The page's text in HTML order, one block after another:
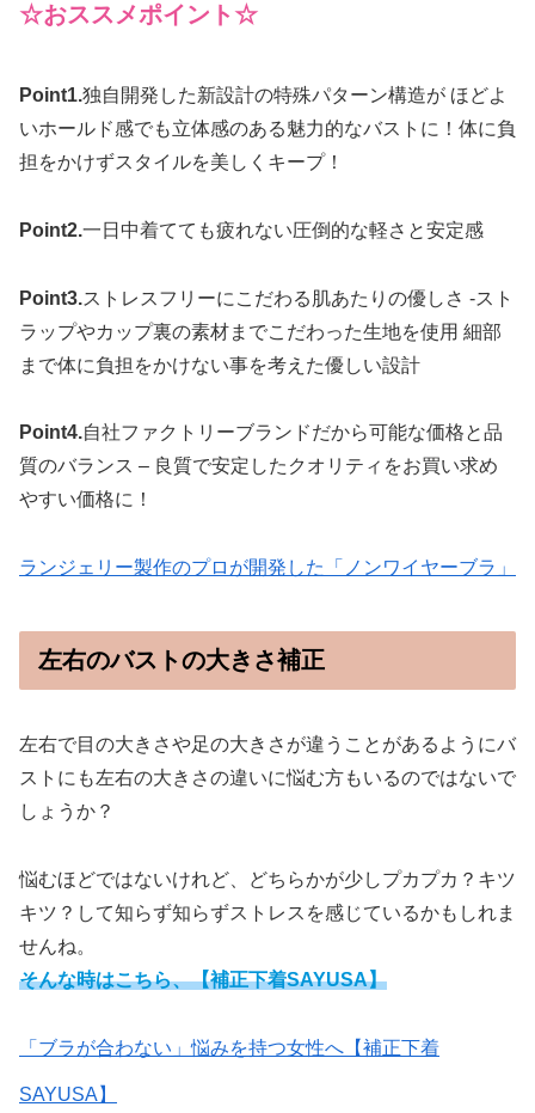
☆おススメポイント☆
Point1.独自開発した新設計の特殊パターン構造が ほどよ
いホールド感でも立体感のある魅力的なバストに！体に負
担をかけずスタイルを美しくキープ！
Point2.一日中着てても疲れない圧倒的な軽さと安定感
Point3.ストレスフリーにこだわる肌あたりの優しさ -スト
ラップやカップ裏の素材までこだわった生地を使用 細部
まで体に負担をかけない事を考えた優しい設計
Point4.自社ファクトリーブランドだから可能な価格と品
質のバランス – 良質で安定したクオリティをお買い求め
やすい価格に！
ランジェリー製作のプロが開発した「ノンワイヤーブラ」
左右のバストの大きさ補正
左右で目の大きさや足の大きさが違うことがあるようにバ
ストにも左右の大きさの違いに悩む方もいるのではないで
しょうか？
悩むほどではないけれど、どちらかが少しプカプカ？キツ
キツ？して知らず知らずストレスを感じているかもしれま
せんね。
そんな時はこちら、【補正下着SAYUSA】
「ブラが合わない」悩みを持つ女性へ【補正下着
SAYUSA】